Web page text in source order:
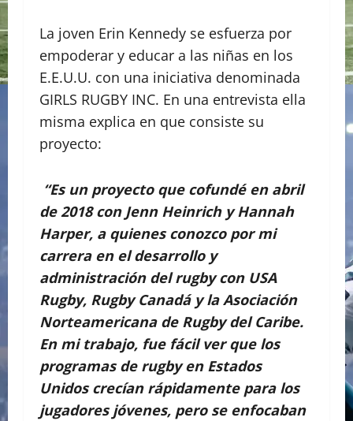
La joven Erin Kennedy se esfuerza por
empoderar y educar a las niñas en los
E.E.U.U. con una iniciativa denominada
GIRLS RUGBY INC. En una entrevista ella
misma explica en que consiste su
proyecto:
“Es un proyecto que cofundé en abril
de 2018 con Jenn Heinrich y Hannah
Harper, a quienes conozco por mi
carrera en el desarrollo y
administración del rugby con USA
Rugby, Rugby Canadá y la Asociación
Norteamericana de Rugby del Caribe.
En mi trabajo, fue fácil ver que los
programas de rugby en Estados
Unidos crecían rápidamente para los
jugadores jóvenes, pero se enfocaban